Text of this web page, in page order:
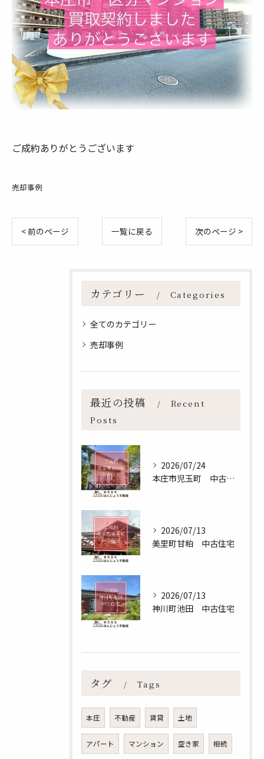
ご成約ありがとうございます
売却事例
< 前のページ 一覧に戻る 次のページ >
カテゴリー Categories
全てのカテゴリー
売却事例
最近の投稿
Recent
Posts
2026/07/24
本庄市児玉町 中古住宅
2026/07/13
美里町甘粕 中古住宅
2026/07/13
神川町池田 中古住宅
タグ Tags
本庄 不動産 賃貸 土地
アパート マンション 空き家 相続
無料査定のお申し込みはこちら